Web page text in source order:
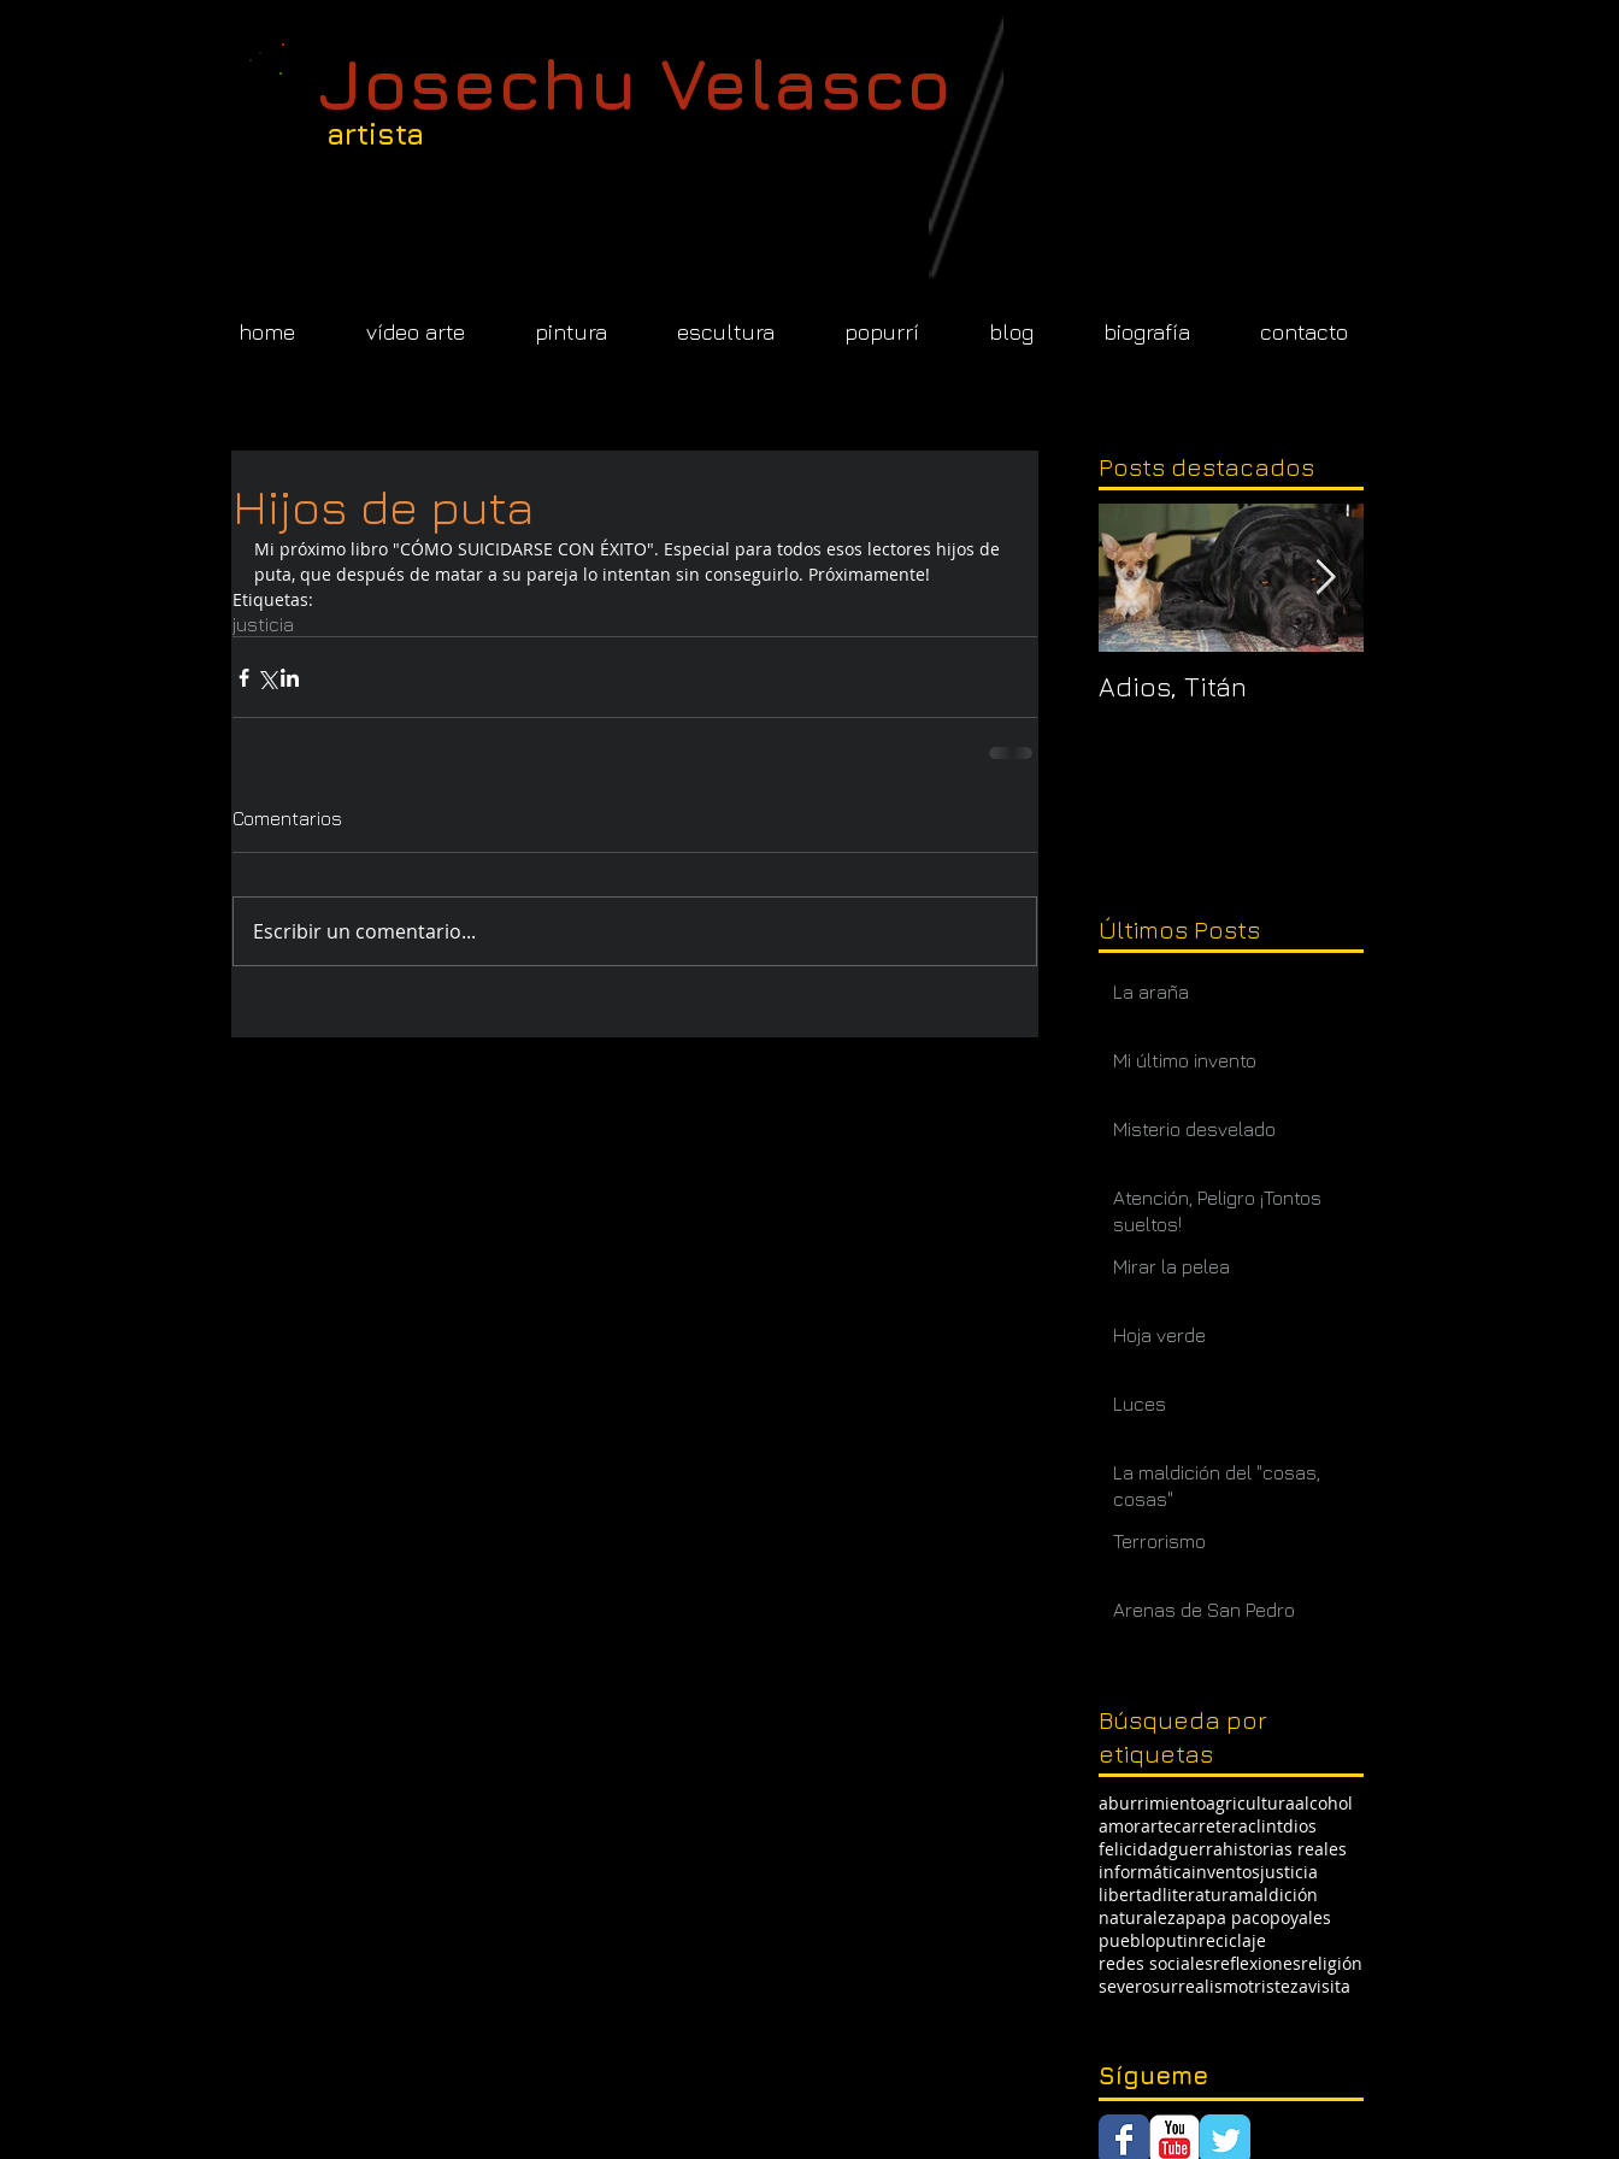
Josechu Velasco
artista
home vídeo arte pintura escultura popurrí blog biografía contacto
Hijos de puta
Mi próximo libro "CÓMO SUICIDARSE CON ÉXITO". Especial para todos esos lectores hijos de
puta, que después de matar a su pareja lo intentan sin conseguirlo. Próximamente!
Etiquetas:
justicia
Comentarios
Escribir un comentario...
Posts destacados
Adios, Titán
Últimos Posts
La araña
Mi último invento
Misterio desvelado
Atención, Peligro ¡Tontos
sueltos!
Mirar la pelea
Hoja verde
Luces
La maldición del "cosas,
cosas"
Terrorismo
Arenas de San Pedro
Búsqueda por
etiquetas
aburrimientoagriculturaalcohol
amorartecarreteraclintdios
felicidadguerrahistorias reales
informáticainventosjusticia
libertadliteraturamaldición
naturalezapapa pacopoyales
puebloputinreciclaje
redes socialesreflexionesreligión
severosurrealismotristezavisita
Sígueme